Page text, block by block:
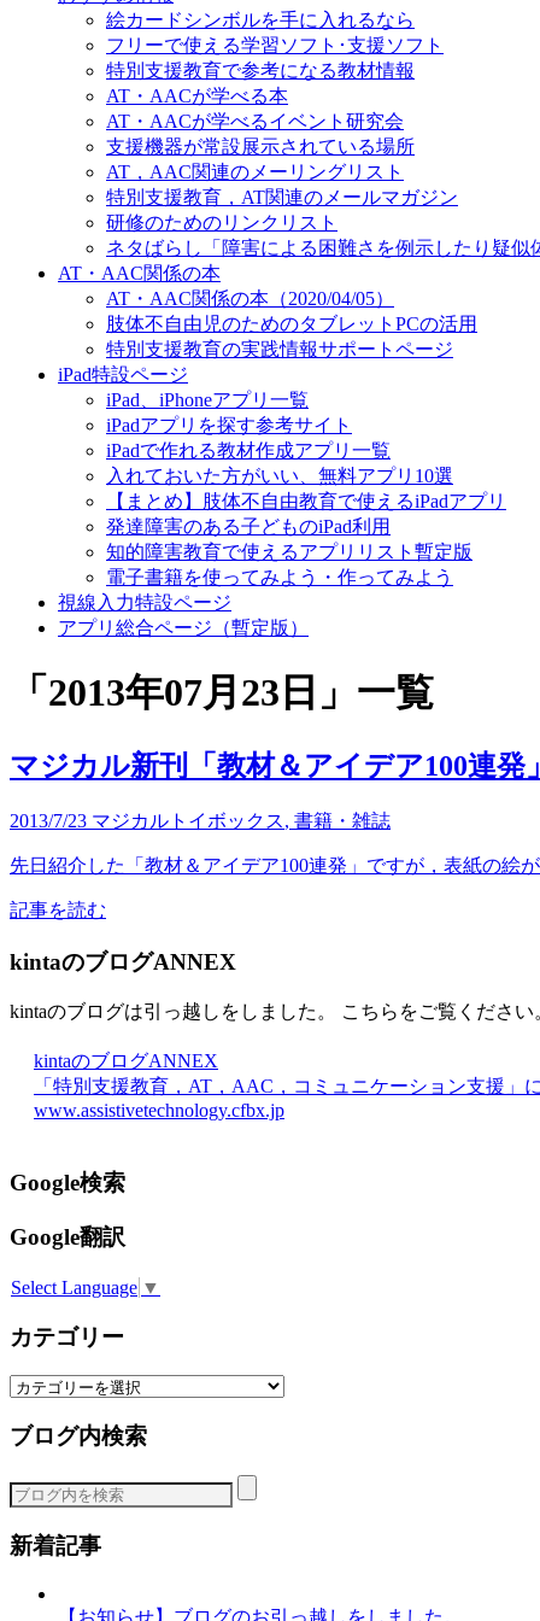
絵カードシンボルを手に入れるなら
フリーで使える学習ソフト･支援ソフト
特別支援教育で参考になる教材情報
AT・AACが学べる本
AT・AACが学べるイベント研究会
支援機器が常設展示されている場所
AT，AAC関連のメーリングリスト
特別支援教育，AT関連のメールマガジン
研修のためのリンクリスト
ネタばらし「障害による困難さを例示したり疑似
AT・AAC関係の本
AT・AAC関係の本（2020/04/05）
肢体不自由児のためのタブレットPCの活用
特別支援教育の実践情報サポートページ
iPad特設ページ
iPad、iPhoneアプリ一覧
iPadアプリを探す参考サイト
iPadで作れる教材作成アプリ一覧
入れておいた方がいい、無料アプリ10選
【まとめ】肢体不自由教育で使えるiPadアプリ
発達障害のある子どものiPad利用
知的障害教育で使えるアプリリスト暫定版
電子書籍を使ってみよう・作ってみよう
視線入力特設ページ
アプリ総合ページ（暫定版）
「 2013年07月23日 」 一覧
マジカル新刊「教材＆アイデア100連発
2013/7/23 マジカルトイボックス, 書籍・雑誌
先日紹介した「教材＆アイデア100連発」ですが，表紙の絵
記事を読む
kintaのブログANNEX
kintaのブログは引っ越しをしました。 こちらをご覧ください
kintaのブログANNEX
「特別支援教育，AT，AAC，コミュニケーション支援」
www.assistivetechnology.cfbx.jp
Google検索
Google翻訳
Select Language ▼
カテゴリー
カ
ゴ
ー
ブログ内検索
新着記事